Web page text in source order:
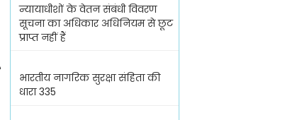
न्यायाधीशों के वेतन संबंधी विवरण
सूचना का अधिकार अधिनियम से छूट
प्राप्त नहीं हैं
भारतीय नागरिक सुरक्षा संहिता की
धारा 335